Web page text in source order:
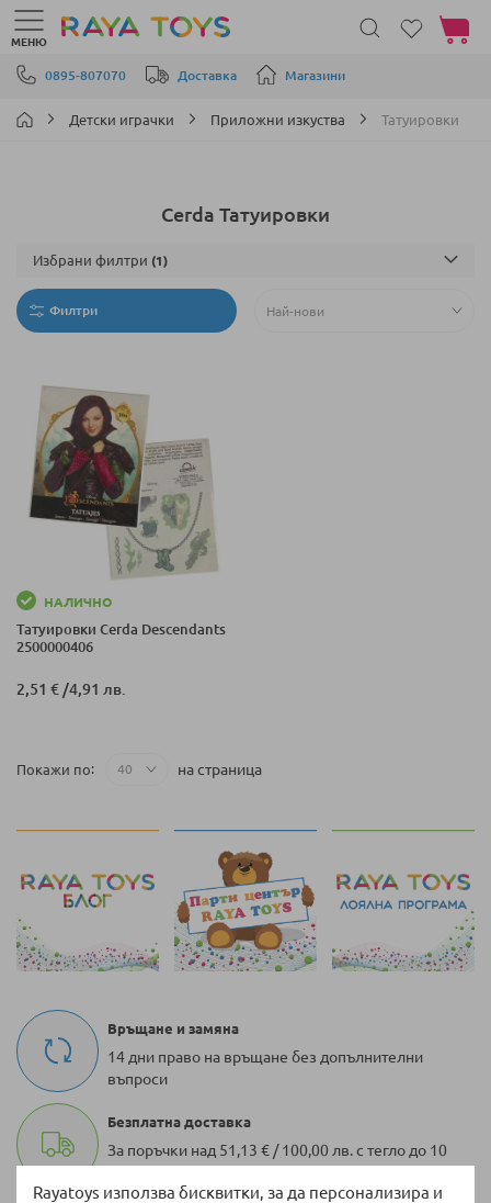
Rayatoys използва бисквитки, за да персонализира и
Прескачане към съдържанието
0895-807070 Доставка Магазини
МЕНЮ
Моята
Детски играчки Приложни изкуства Татуировки
Cerda Татуировки
Филтри
НАЛИЧНО
Татуировки Cerda Descendants
2500000406
2,51 € /4,91 лв.
Покажи по на страница
Избрани филтри
Връщане и замяна
14 дни право на връщане без допълнителни
въпроси
Безплатна доставка
За поръчки над 51,13 € / 100,00 лв. с тегло до 10